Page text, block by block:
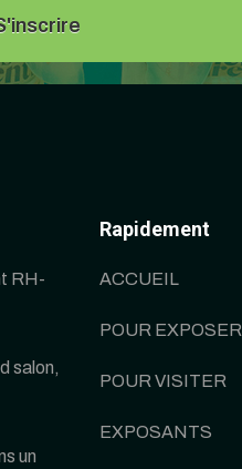
RH-
salon,
un
Rapidement
ACCUEIL
POUR EXPOSER
POUR VISITER
EXPOSANTS